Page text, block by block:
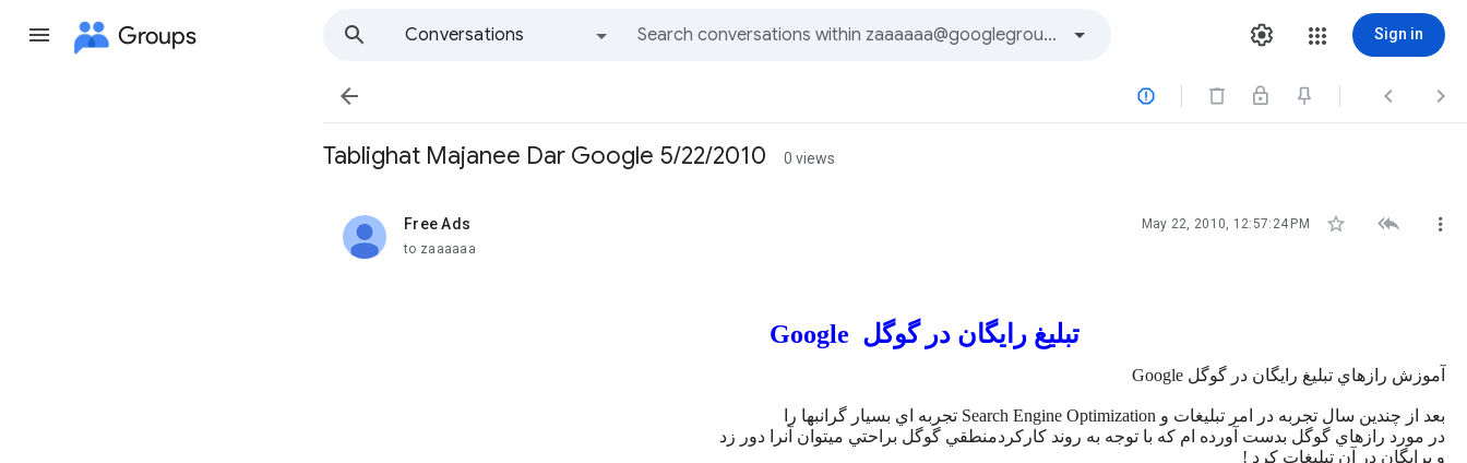
Groups
Conversations
Sign in
   
Tablighat Majanee Dar Google 5/22/2010 0 views
Free Ads
unread, May 22, 2010, 12:57:24 PM   
to zaaaaaa
تبليغ رايگان در گوگل Google
آموزش رازهاي تبليغ رايگان در گوگل Google
بعد از چندین سال تجربه در امر تبليغات و Search Engine Optimization تجربه اي بسيار گرانبها را
در مورد رازهاي گوگل بدست آورده ام كه با توجه به روند كاركردمنطقي گوگل براحتي ميتوان آنرا دور زد
و برايگان در آن تبليغات كرد !